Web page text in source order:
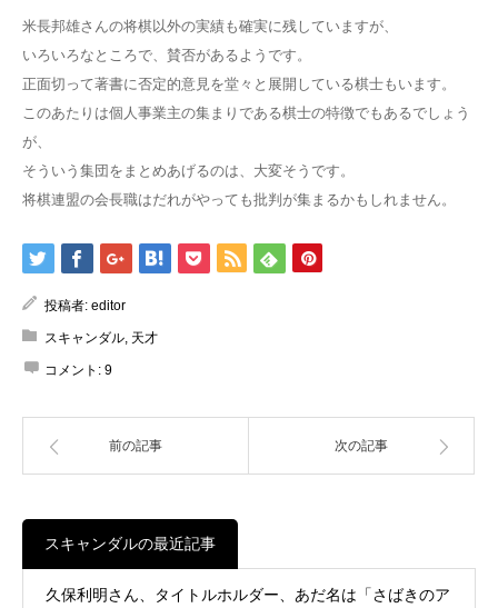
米長邦雄さんの将棋以外の実績も確実に残していますが、
いろいろなところで、賛否があるようです。
正面切って著書に否定的意見を堂々と展開している棋士もいます。
このあたりは個人事業主の集まりである棋士の特徴でもあるでしょう
が、
そういう集団をまとめあげるのは、大変そうです。
将棋連盟の会長職はだれがやっても批判が集まるかもしれません。
投稿者: editor
スキャンダル, 天才
コメント: 9
前の記事 次の記事
スキャンダルの最近記事
久保利明さん、タイトルホルダー、あだ名は「さばきのア